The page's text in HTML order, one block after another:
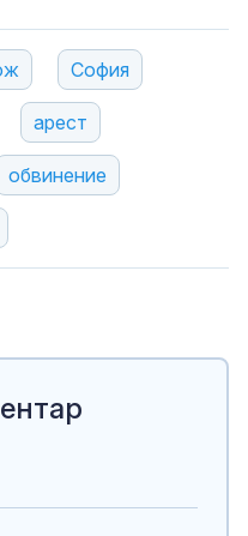
София
арест
обвинение